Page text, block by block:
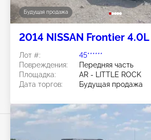
Будущая продажа
2014 NISSAN Frontier 4.0L
Лот #:
45******
Повреждения:
Передняя часть
Площадка:
AR - LITTLE ROCK
Дата торгов:
Будущая продажа